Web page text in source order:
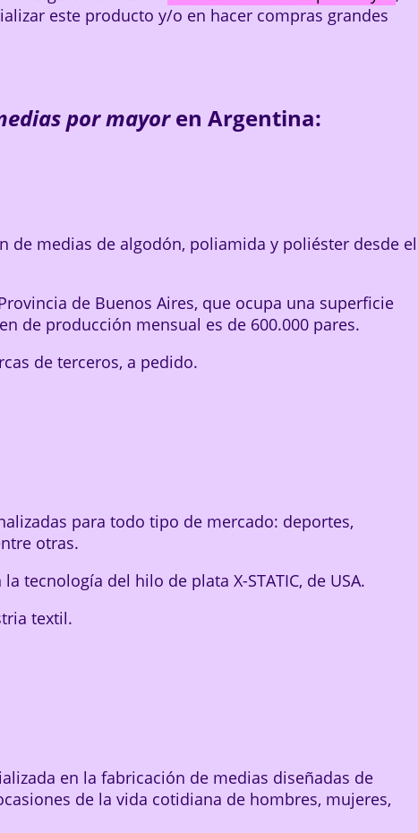
este producto y/o en hacer compras grandes
por mayoren Argentina:
de medias de algodón, poliamida y poliéster desde el
de Buenos Aires, que ocupa una superficie
de producción mensual es de 600.000 pares.
de terceros, a pedido.
para todo tipo de mercado: deportes,
otras.
tecnología del hilo de plata X-STATIC, de USA.
textil.
en la fabricación de medias diseñadas de
de la vida cotidiana de hombres, mujeres,